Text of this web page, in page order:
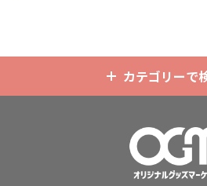
ど様々な業界に人気です。 短納期・
カテゴリーで